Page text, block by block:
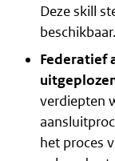
Deze skill
beschikbaar.
Federatief
verdiepten
het proces